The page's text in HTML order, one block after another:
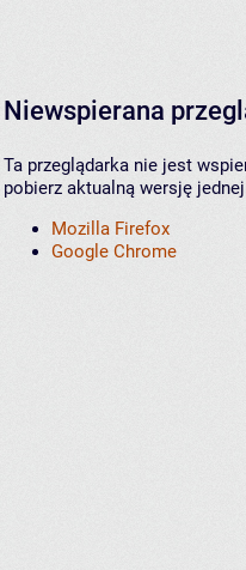
Niewspierana
Ta przeglądarka nie jest
pobierz aktualną wersję
Mozilla Firefox
Google Chrome